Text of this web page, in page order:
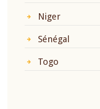
Niger
Sénégal
Togo